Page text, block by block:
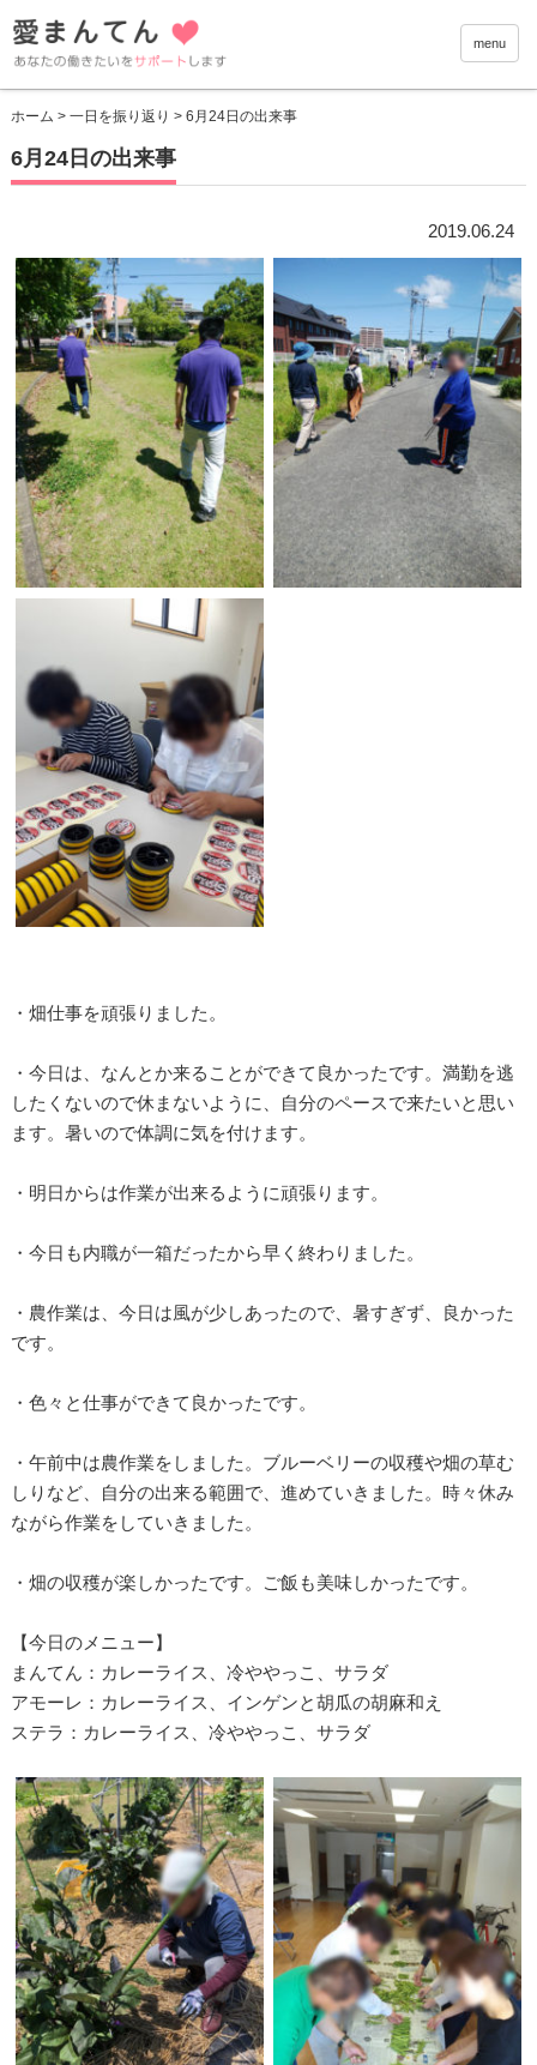
愛まん
menu
ホーム > 一日を振り返り > 6月24日の出来事
6月24日の出来事
2019.06.24
・畑仕事を頑張りました。
・今日は、なんとか来ることができて良かったです。満勤を逃
したくないので休まないように、自分のペースで来たいと思い
ます。暑いので体調に気を付けます。
・明日からは作業が出来るように頑張ります。
・今日も内職が一箱だったから早く終わりました。
・農作業は、今日は風が少しあったので、暑すぎず、良かった
です。
・色々と仕事ができて良かったです。
・午前中は農作業をしました。ブルーベリーの収穫や畑の草む
しりなど、自分の出来る範囲で、進めていきました。時々休み
ながら作業をしていきました。
・畑の収穫が楽しかったです。ご飯も美味しかったです。
【今日のメニュー】
まんてん：カレーライス、冷ややっこ、サラダ
アモーレ：カレーライス、インゲンと胡瓜の胡麻和え
ステラ：カレーライス、冷ややっこ、サラダ